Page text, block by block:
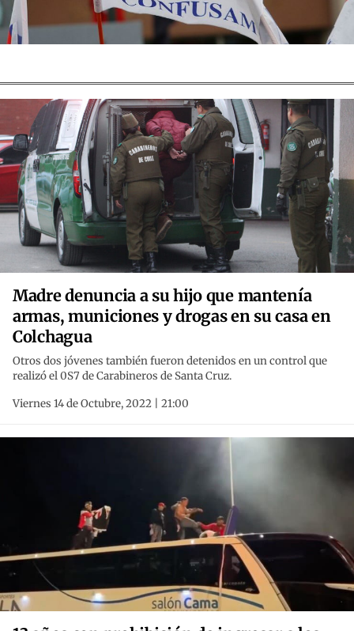
Madre denuncia a su hijo que mantenía
armas, municiones y drogas en su casa en
Colchagua
Otros dos jóvenes también fueron detenidos en un control que
realizó el 0S7 de Carabineros de Santa Cruz.
Viernes 14 de Octubre, 2022 | 21:00